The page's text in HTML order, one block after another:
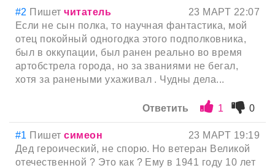
#2 Пишетчитатель
23 МАРТ 22:07
Если не сын полка, то научная фантастика, мой
отец покойный одногодка этого подполковника,
был в оккупации, был ранен реально во время
артобстрела города, но за званиями не бегал,
хотя за ранеными ухаживал . Чудны дела...
Ответить 1 0
#1 Пишетсимеон
23 МАРТ 19:19
Дед героический, не спорю. Но ветеран Великой
отечественной ? Это как ? Ему в 1941 году 10 лет